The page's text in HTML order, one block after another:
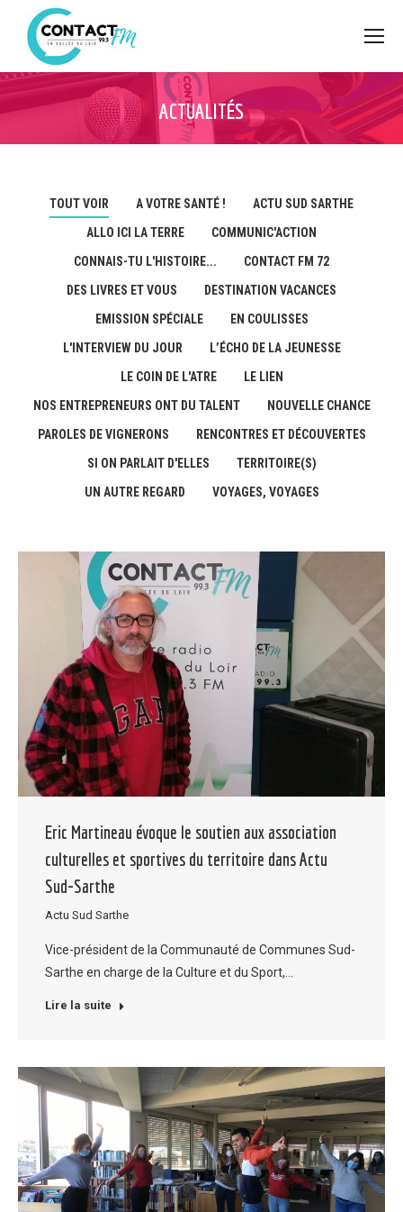
ACTUALITÉS
TOUT VOIR A VOTRE SANTÉ !
ACTU SUD SARTHE
ALLO ICI LA TERRE
COMMUNIC'ACTION
CONNAIS-TU L'HISTOIRE...
CONTACT FM 72
DES LIVRES ET VOUS
DESTINATION VACANCES
EMISSION SPÉCIALE
EN COULISSES
L'INTERVIEW DU JOUR
L’ÉCHO DE LA JEUNESSE
LE COIN DE L'ATRE
LE LIEN
NOS ENTREPRENEURS ONT DU TALENT
NOUVELLE CHANCE
PAROLES DE VIGNERONS
RENCONTRES ET DÉCOUVERTES
SI ON PARLAIT D'ELLES
TERRITOIRE(S)
UN AUTRE REGARD
VOYAGES, VOYAGES
Eric Martineau évoque le soutien aux association
culturelles et sportives du territoire dans Actu
Sud-Sarthe
Actu Sud Sarthe
Vice-président de la Communauté de Communes Sud-
Sarthe en charge de la Culture et du Sport,…
Lire la suite